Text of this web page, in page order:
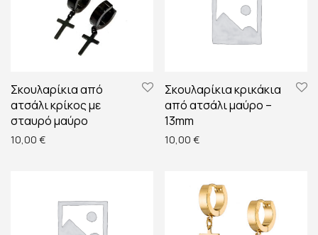
Σκουλαρίκια από
ατσάλι κρίκος με
σταυρό μαύρο
10,00 €
Σκουλαρίκια κρικάκια
από ατσάλι μαύρο –
13mm
10,00 €